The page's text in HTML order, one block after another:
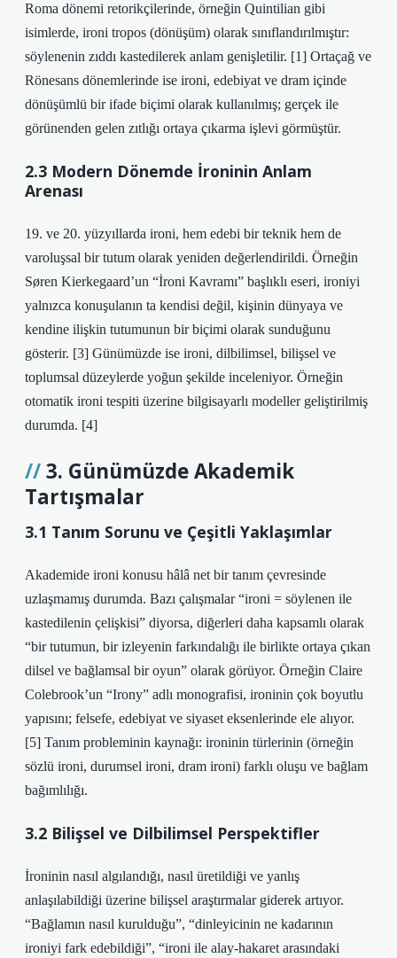
Roma dönemi retorikçilerinde, örneğin Quintilian gibi
isimlerde, ironi tropos (dönüşüm) olarak sınıflandırılmıştır:
söylenenin zıddı kastedilerek anlam genişletilir. [1] Ortaçağ ve
Rönesans dönemlerinde ise ironi, edebiyat ve dram içinde
dönüşümlü bir ifade biçimi olarak kullanılmış; gerçek ile
görünenden gelen zıtlığı ortaya çıkarma işlevi görmüştür.
2.3 Modern Dönemde İroninin Anlam
Arenası
19. ve 20. yüzyıllarda ironi, hem edebi bir teknik hem de
varoluşsal bir tutum olarak yeniden değerlendirildi. Örneğin
Søren Kierkegaard’un “İroni Kavramı” başlıklı eseri, ironiyi
yalnızca konuşulanın ta kendisi değil, kişinin dünyaya ve
kendine ilişkin tutumunun bir biçimi olarak sunduğunu
gösterir. [3] Günümüzde ise ironi, dilbilimsel, bilişsel ve
toplumsal düzeylerde yoğun şekilde inceleniyor. Örneğin
otomatik ironi tespiti üzerine bilgisayarlı modeller geliştirilmiş
durumda. [4]
3. Günümüzde Akademik
Tartışmalar
3.1 Tanım Sorunu ve Çeşitli Yaklaşımlar
Akademide ironi konusu hâlâ net bir tanım çevresinde
uzlaşmamış durumda. Bazı çalışmalar “ironi = söylenen ile
kastedilenin çelişkisi” diyorsa, diğerleri daha kapsamlı olarak
“bir tutumun, bir izleyenin farkındalığı ile birlikte ortaya çıkan
dilsel ve bağlamsal bir oyun” olarak görüyor. Örneğin Claire
Colebrook’un “Irony” adlı monografisi, ironinin çok boyutlu
yapısını; felsefe, edebiyat ve siyaset eksenlerinde ele alıyor.
[5] Tanım probleminin kaynağı: ironinin türlerinin (örneğin
sözlü ironi, durumsel ironi, dram ironi) farklı oluşu ve bağlam
bağımlılığı.
3.2 Bilişsel ve Dilbilimsel Perspektifler
İroninin nasıl algılandığı, nasıl üretildiği ve yanlış
anlaşılabildiği üzerine bilişsel araştırmalar giderek artıyor.
“Bağlamın nasıl kurulduğu”, “dinleyicinin ne kadarının
ironiyi fark edebildiği”, “ironi ile alay‑hakaret arasındaki